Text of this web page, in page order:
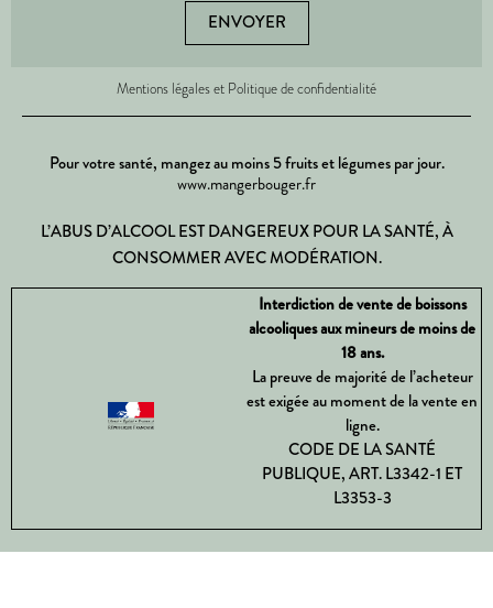
ENVOYER
Mentions légales et Politique de confidentialité
Pour votre santé, mangez au moins 5 fruits et légumes par jour.
www.mangerbouger.fr
L’ABUS D’ALCOOL EST DANGEREUX POUR LA SANTÉ, À
CONSOMMER AVEC MODÉRATION.
Interdiction de vente de boissons
alcooliques aux mineurs de moins de
18 ans.
La preuve de majorité de l’acheteur
est exigée au moment de la vente en
ligne.
CODE DE LA SANTÉ
PUBLIQUE, ART. L3342-1 ET
L3353-3